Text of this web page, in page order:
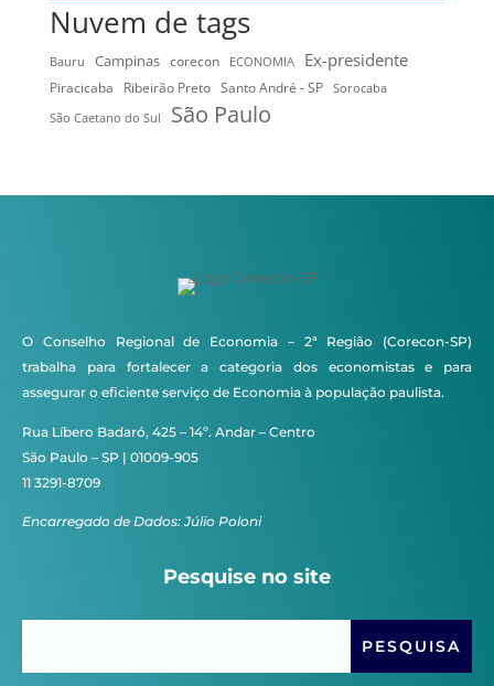
Nuvem de tags
Bauru Campinas corecon ECONOMIA Ex-presidente
Piracicaba Ribeirão Preto Santo André - SP
Sorocaba
São Caetano do Sul
São Paulo
O Conselho Regional de Economia – 2ª Região (Corecon-SP)
trabalha para fortalecer a categoria dos economistas e para
assegurar o eficiente serviço de Economia à população paulista.
Rua Líbero Badaró, 425 – 14º. Andar – Centro
São Paulo – SP | 01009-905
11 3291-8709
Encarregado de Dados: Júlio Poloni
Pesquise no site